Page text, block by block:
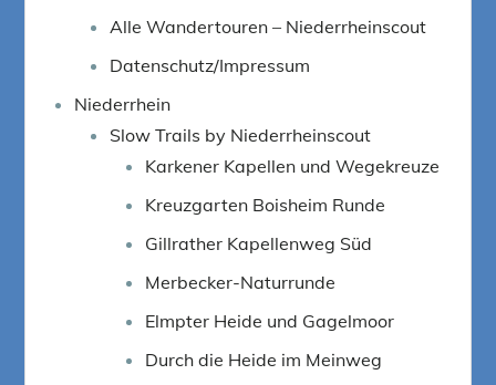
Alle Wandertouren – Niederrheinscout
Datenschutz/Impressum
Niederrhein
Slow Trails by Niederrheinscout
Karkener Kapellen und Wegekreuze
Kreuzgarten Boisheim Runde
Gillrather Kapellenweg Süd
Merbecker-Naturrunde
Elmpter Heide und Gagelmoor
Durch die Heide im Meinweg